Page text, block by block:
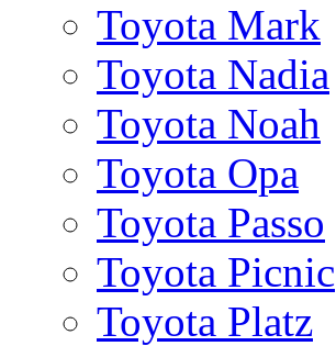
Toyota Mark
Toyota Nadia
Toyota Noah
Toyota Opa
Toyota Passo
Toyota Picnic
Toyota Platz